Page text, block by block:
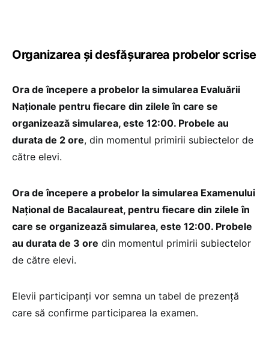
Organizarea și desfășurarea probelor scrise
Ora de începere a probelor la simularea Evaluării
Naţionale pentru fiecare din zilele în care se
organizează simularea, este 12:00. Probele au
durata de 2 ore, din momentul primirii subiectelor de
către elevi.
Ora de începere a probelor la simularea Examenului
Național de Bacalaureat, pentru fiecare din zilele în
care se organizează simularea, este 12:00. Probele
au durata de 3 ore din momentul primirii subiectelor
de către elevi.
Elevii participanți vor semna un tabel de prezență
care să confirme participarea la examen.